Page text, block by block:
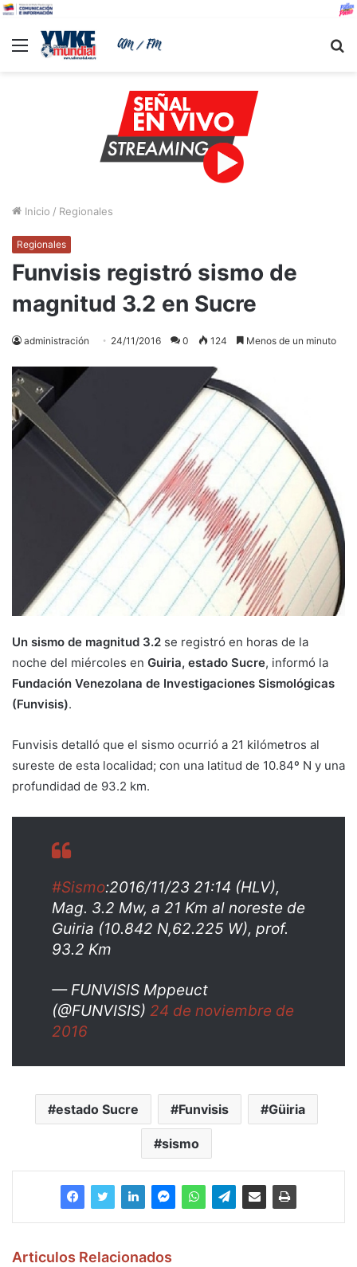
Menu
Inicio / Regionales
Regionales
Funvisis registró sismo de
magnitud 3.2 en Sucre
administración 24/11/2016 0 124 Menos de un minuto
Un sismo de magnitud 3.2 se registró en horas de la
noche del miércoles en Guiria, estado Sucre, informó la
Fundación Venezolana de Investigaciones Sismológicas
(Funvisis).
Funvisis detalló que el sismo ocurrió a 21 kilómetros al
sureste de esta localidad; con una latitud de 10.84º N y una
profundidad de 93.2 km.
#Sismo:2016/11/23 21:14 (HLV),
Mag. 3.2 Mw, a 21 Km al noreste de
Guiria (10.842 N,62.225 W), prof.
93.2 Km
— FUNVISIS Mppeuct
(@FUNVISIS) 24 de noviembre de
2016
estado Sucre Funvisis Güiria
sismo
Articulos Relacionados